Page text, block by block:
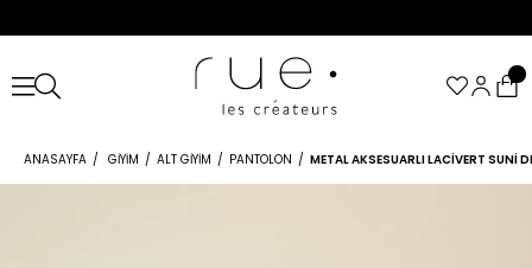
ANASAYFA GIYIM ALT GIYIM PANTOLON METAL AKSESUARLI LACIVERT SUNI